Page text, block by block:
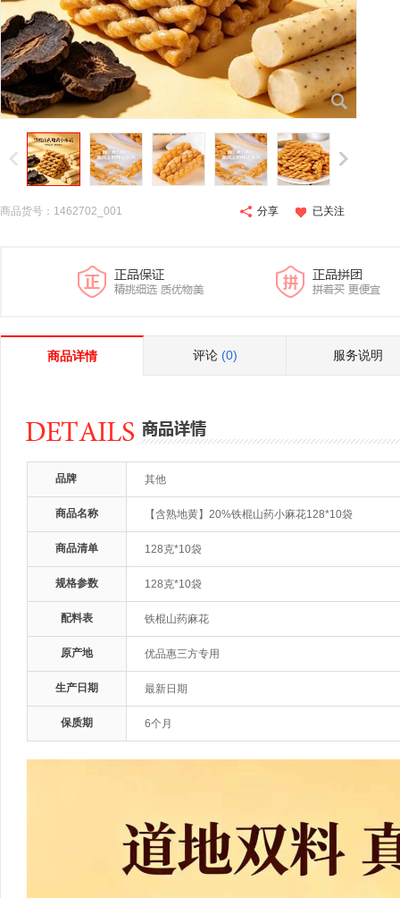
商品货号：1462702_001 分享 已关注
商品详情 评论 (0) 服务说明
品牌 其他
商品名称 【含熟地黄】20%铁棍山药小麻花128*10袋
商品清单 128克*10袋
规格参数 128克*10袋
配料表 铁棍山药麻花
原产地 优品惠三方专用
生产日期 最新日期
保质期 6个月